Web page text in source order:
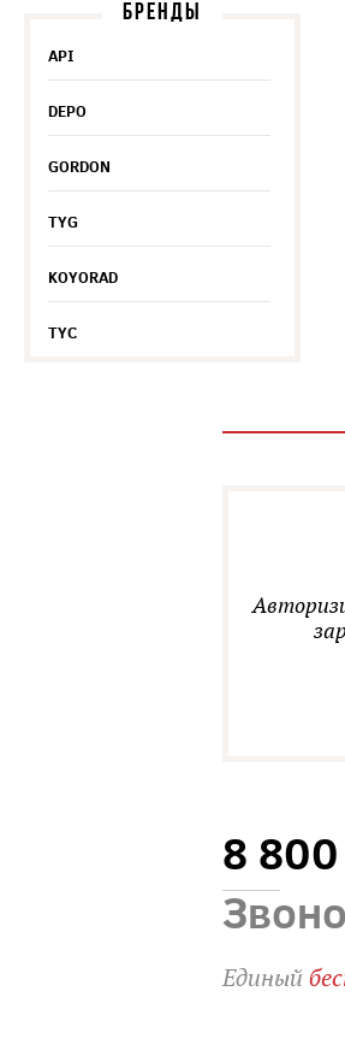
БРЕНДЫ
API
DEPO
GORDON
TYG
KOYORAD
TYC
8
Единый